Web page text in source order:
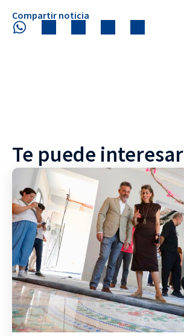
Compartir noticia
Te puede interesar